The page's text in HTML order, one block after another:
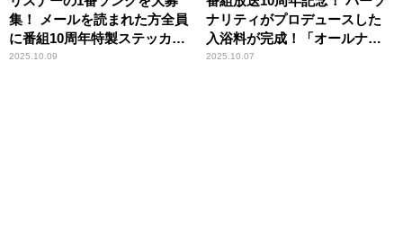
集！ メールを読まれた方全員
に番組10周年特製ステッカー
プレゼント！『オールナイト
2025.10.09
ナリティがプロデュースした
入浴料が完成！「オールナイ
トニッポン MUSIC10 湯楽町」
2025.10.07